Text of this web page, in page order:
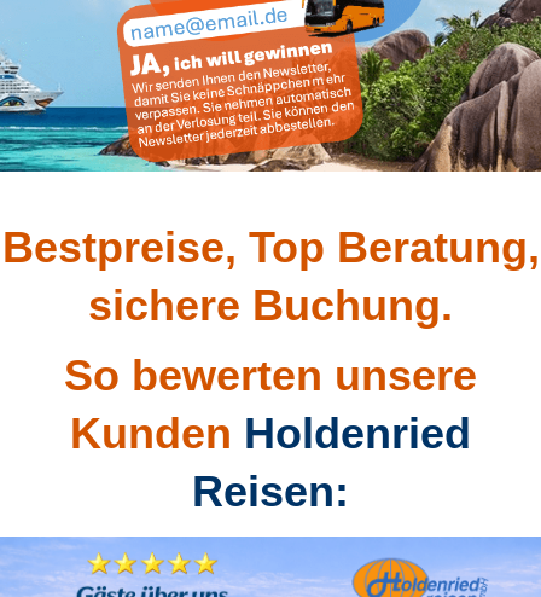
Bestpreise, Top Beratung,
sichere Buchung.
So bewerten unsere
Kunden Holdenried
Reisen: